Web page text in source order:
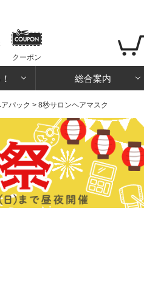
クーポン
総合案内
パック > 8秒サロンヘアマスク